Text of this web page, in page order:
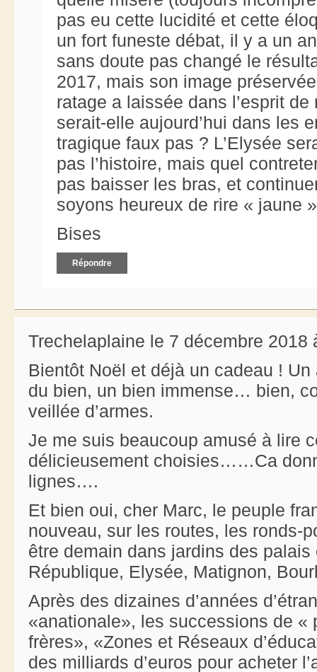
pas eu cette lucidité et cette
un fort funeste débat, il y a un
sans doute pas changé le
2017, mais son image
ratage a laissée dans l’esprit
serait-elle aujourd’hui dans les
tragique faux pas ? L’Elysée
pas l’histoire, mais quel
pas baisser les bras, et
soyons heureux de rire « jaune
Bises
Répondre
Trechelaplaine le 7 décembre 2018
Bientôt Noël et déjà un cadeau !
du bien, un bien immense… bien,
veillée d’armes.
Je me suis beaucoup amusé à lire
délicieusement choisies……Ca
lignes….
Et bien oui, cher Marc, le peuple
nouveau, sur les routes, les ronds-
être demain dans jardins des
République, Elysée, Matignon,
Après des dizaines d’années
«anationale», les successions de
frères», «Zones et Réseaux
des milliards d’euros pour acheter